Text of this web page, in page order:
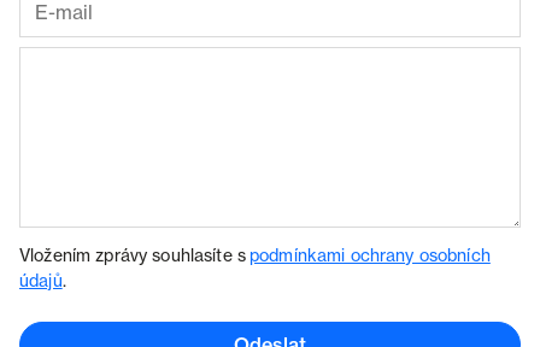
Vložením zprávy souhlasíte spodmínkami ochrany osobních
údajů.